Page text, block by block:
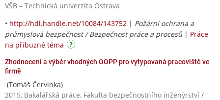
VŠB – Technická univerzita Ostrava
• http://hdl.handle.net/10084/143752 | Požární ochrana a
průmyslová bezpečnost / Bezpečnost práce a procesů | Práce
na příbuzné téma
Zhodnocení a výběr vhodných OOPP pro vytypovaná pracoviště ve
firmě
(Tomáš Červinka)
2015, Bakalářská práce, Fakulta bezpečnostního inženýrství /